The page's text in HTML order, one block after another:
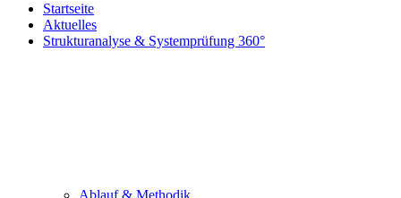
Startseite
Aktuelles
Strukturanalyse & Systemprüfung 360°
Ablauf & Methodik